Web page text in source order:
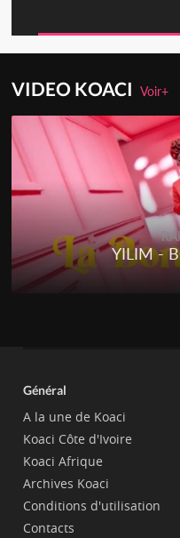
VIDEO KOACIVoir+
YILIM -
Général
A la une de Koaci
Koaci Côte d'Ivoire
Koaci Afrique
Archives Koaci
Conditions d'utilisation
Contacts